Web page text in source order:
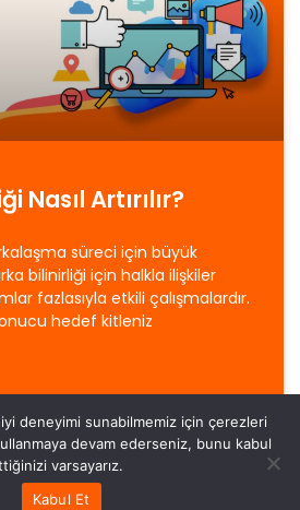
Nasıl Artırılır?
süreci için büyük
bilinirliği için halkla ilişkiler
fazlasıyla etkili çalışmalardır.
hedef kitleniz
deneyimi sunabilmemiz için çerezleri
devam ederseniz, bunu kabul
varsayarız.
Kabul Et